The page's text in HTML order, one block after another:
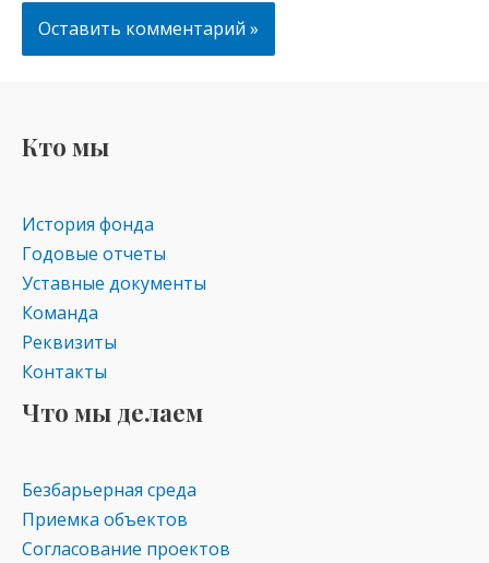
Кто мы
История фонда
Годовые отчеты
Уставные документы
Команда
Реквизиты
Контакты
Что мы делаем
Безбарьерная среда
Приемка объектов
Согласование проектов